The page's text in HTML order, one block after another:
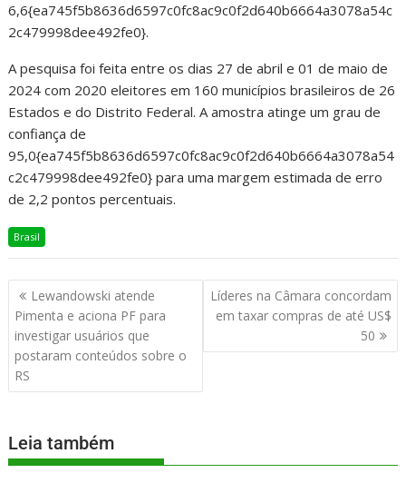
6,6{ea745f5b8636d6597c0fc8ac9c0f2d640b6664a3078a54c
2c479998dee492fe0}.
A pesquisa foi feita entre os dias 27 de abril e 01 de maio de
2024 com 2020 eleitores em 160 municípios brasileiros de 26
Estados e do Distrito Federal. A amostra atinge um grau de
confiança de
95,0{ea745f5b8636d6597c0fc8ac9c0f2d640b6664a3078a54
c2c479998dee492fe0} para uma margem estimada de erro
de 2,2 pontos percentuais.
Brasil
Lewandowski atende
Pimenta e aciona PF para
investigar usuários que
postaram conteúdos sobre o
RS
Líderes na Câmara concordam
em taxar compras de até US$
50
Leia também